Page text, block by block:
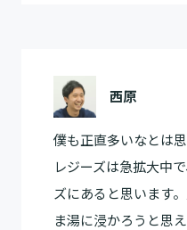
西原
僕も正直多いなとは
レジーズは急拡大中
ズにあると思います
ま湯に浸かろうと思